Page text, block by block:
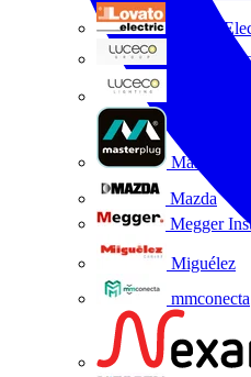
Lovato
Luceco
Luceco
Masterplug
Mazda
Megger
Miguélez
mmconecta